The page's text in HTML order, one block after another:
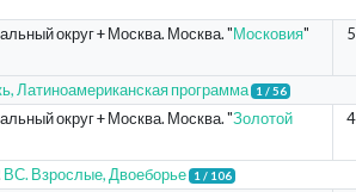
округ + Москва. Москва. "Московия" 5
программа 1 / 56
округ + Москва. Москва. "Золотой
4
ВС. Взрослые, Двоеборье 1 / 106